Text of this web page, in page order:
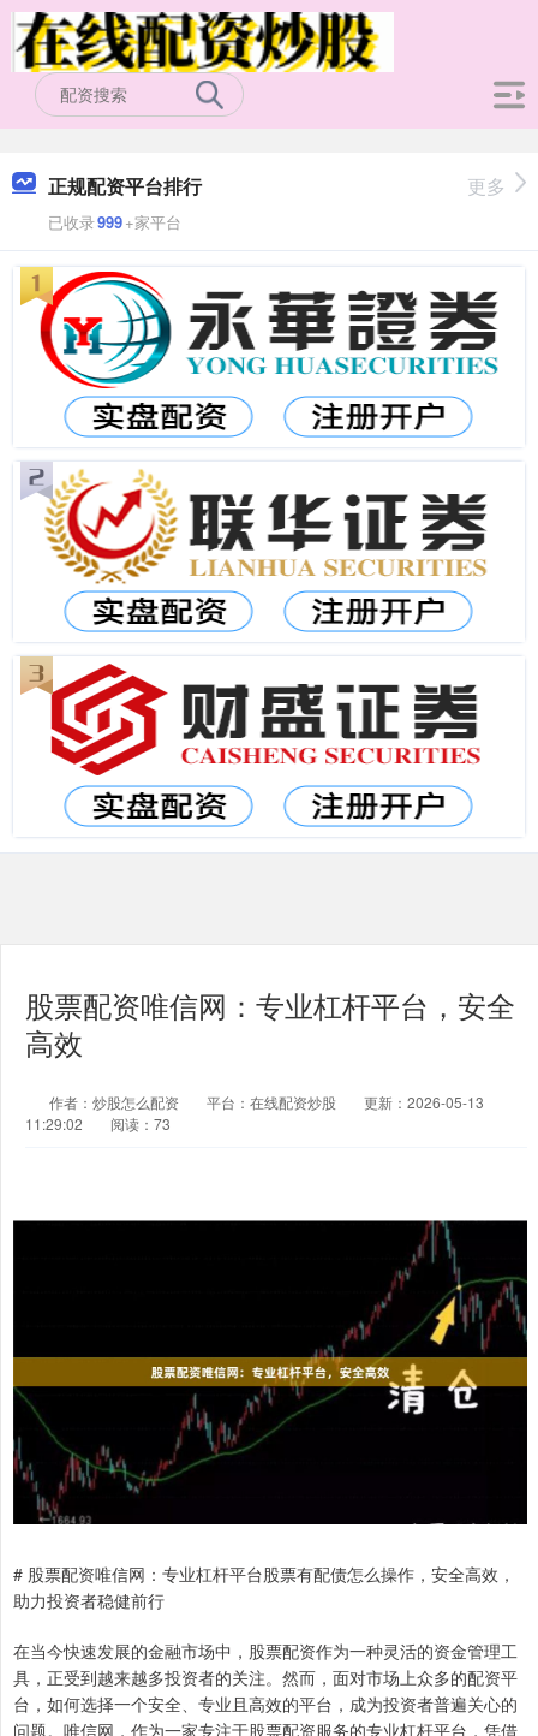
正规配资平台排行
已收录999+家平台
更多
股票配资唯信网：专业杠杆平台，安全
高效
作者：炒股怎么配资 平台：在线配资炒股
更新：2026-05-13
11:29:02
阅读：73
# 股票配资唯信网：专业杠杆平台股票有配债怎么操作，安全高效，
助力投资者稳健前行
在当今快速发展的金融市场中，股票配资作为一种灵活的资金管理工
具，正受到越来越多投资者的关注。然而，面对市场上众多的配资平
台，如何选择一个安全、专业且高效的平台，成为投资者普遍关心的
问题。唯信网，作为一家专注于股票配资服务的专业杠杆平台，凭借